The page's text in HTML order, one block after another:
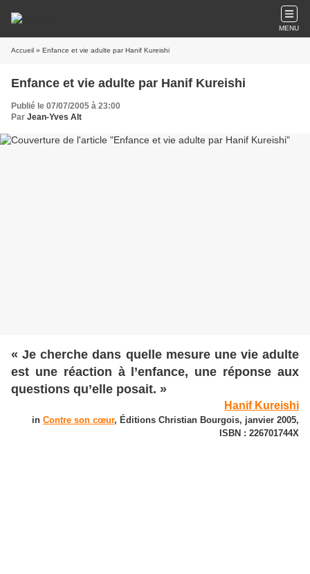
MENU
Accueil » Enfance et vie adulte par Hanif Kureishi
Enfance et vie adulte par Hanif Kureishi
Publié le 07/07/2005 à 23:00
Par Jean-Yves Alt
« Je cherche dans quelle mesure une vie adulte
est une réaction à l’enfance, une réponse aux
questions qu’elle posait. »
Hanif Kureishi
in Contre son cœur, Éditions Christian Bourgois, janvier 2005,
ISBN : 226701744X